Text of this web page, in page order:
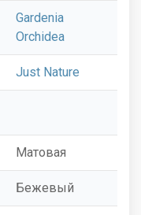
Gardenia
Orchidea
Just Nature
Матовая
Бежевый